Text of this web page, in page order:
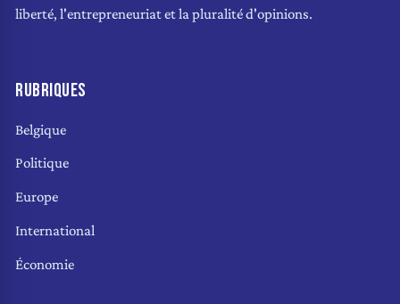
liberté, l'entrepreneuriat et la pluralité d'opinions.
RUBRIQUES
Belgique
Politique
Europe
International
Économie